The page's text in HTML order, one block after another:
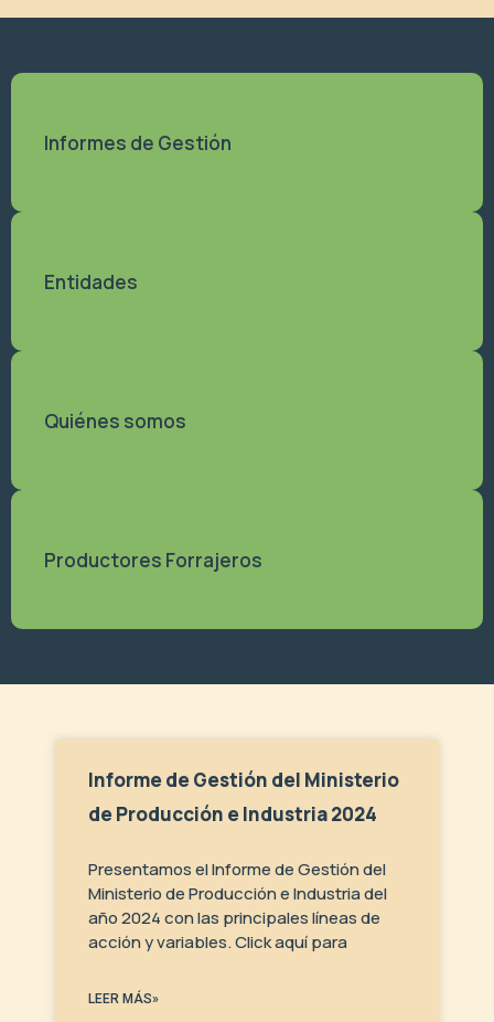
Informes de Gestión
Entidades
Quiénes somos
Productores Forrajeros
Informe de Gestión del Ministerio
de Producción e Industria 2024
Presentamos el Informe de Gestión del
Ministerio de Producción e Industria del
año 2024 con las principales líneas de
acción y variables. Click aquí para
LEER MÁS»